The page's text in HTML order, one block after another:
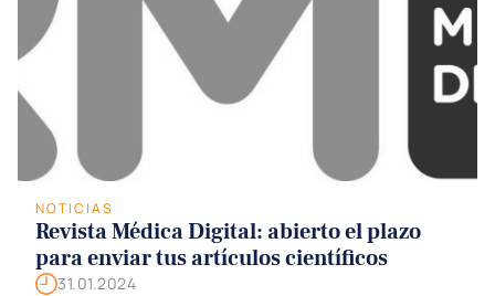
NOTICIAS
Revista Médica Digital: abierto el plazo
para enviar tus artículos científicos
31.01.2024